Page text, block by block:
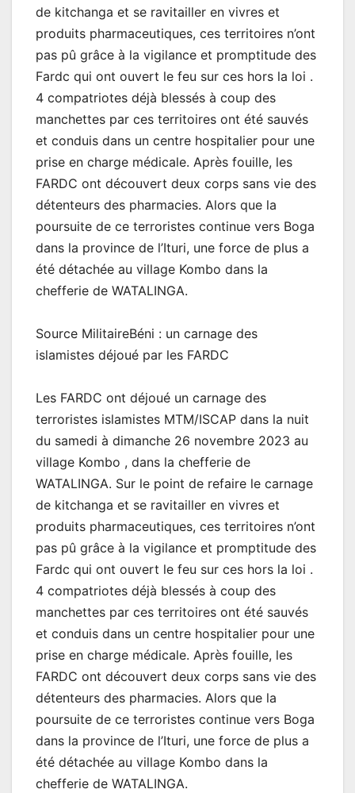
de kitchanga et se ravitailler en vivres et
produits pharmaceutiques, ces territoires n’ont
pas pû grâce à la vigilance et promptitude des
Fardc qui ont ouvert le feu sur ces hors la loi .
4 compatriotes déjà blessés à coup des
manchettes par ces territoires ont été sauvés
et conduis dans un centre hospitalier pour une
prise en charge médicale. Après fouille, les
FARDC ont découvert deux corps sans vie des
détenteurs des pharmacies. Alors que la
poursuite de ce terroristes continue vers Boga
dans la province de l’Ituri, une force de plus a
été détachée au village Kombo dans la
chefferie de WATALINGA.
Source MilitaireBéni : un carnage des
islamistes déjoué par les FARDC
Les FARDC ont déjoué un carnage des
terroristes islamistes MTM/ISCAP dans la nuit
du samedi à dimanche 26 novembre 2023 au
village Kombo , dans la chefferie de
WATALINGA. Sur le point de refaire le carnage
de kitchanga et se ravitailler en vivres et
produits pharmaceutiques, ces territoires n’ont
pas pû grâce à la vigilance et promptitude des
Fardc qui ont ouvert le feu sur ces hors la loi .
4 compatriotes déjà blessés à coup des
manchettes par ces territoires ont été sauvés
et conduis dans un centre hospitalier pour une
prise en charge médicale. Après fouille, les
FARDC ont découvert deux corps sans vie des
détenteurs des pharmacies. Alors que la
poursuite de ce terroristes continue vers Boga
dans la province de l’Ituri, une force de plus a
été détachée au village Kombo dans la
chefferie de WATALINGA.